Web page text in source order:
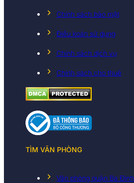
Chính sách bảo mật
Điều koản sử dụng
Chính sách dịch vụ
Chính sách cho thuê
TÌM VĂN PHÒNG
Văn phòng quận Ba Đình